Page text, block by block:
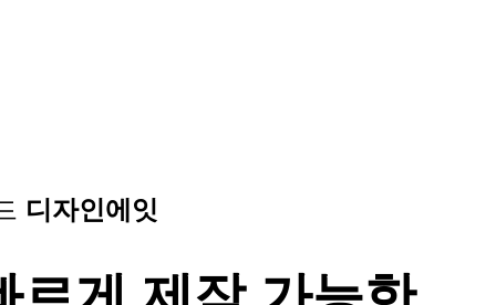
디자인에잇